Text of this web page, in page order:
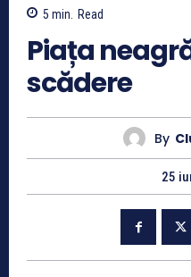
5 min. Read
Piața
scădere
By
25